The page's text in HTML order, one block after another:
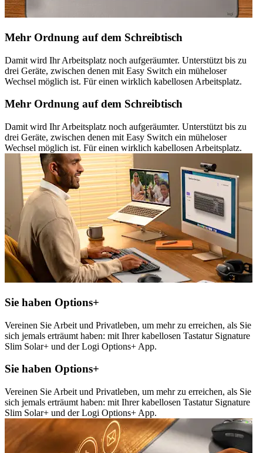
Mehr Ordnung auf dem Schreibtisch
Damit wird Ihr Arbeitsplatz noch aufgeräumter. Unterstützt bis zu
drei Geräte, zwischen denen mit Easy Switch ein müheloser
Wechsel möglich ist. Für einen wirklich kabellosen Arbeitsplatz.
Mehr Ordnung auf dem Schreibtisch
Damit wird Ihr Arbeitsplatz noch aufgeräumter. Unterstützt bis zu
drei Geräte, zwischen denen mit Easy Switch ein müheloser
Wechsel möglich ist. Für einen wirklich kabellosen Arbeitsplatz.
Sie haben Options+
Vereinen Sie Arbeit und Privatleben, um mehr zu erreichen, als Sie
sich jemals erträumt haben: mit Ihrer kabellosen Tastatur Signature
Slim Solar+ und der Logi Options+ App.
Sie haben Options+
Vereinen Sie Arbeit und Privatleben, um mehr zu erreichen, als Sie
sich jemals erträumt haben: mit Ihrer kabellosen Tastatur Signature
Slim Solar+ und der Logi Options+ App.